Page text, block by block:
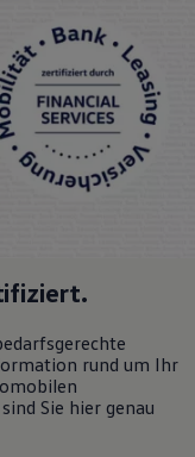
rund um Ihr
Sie hier genau